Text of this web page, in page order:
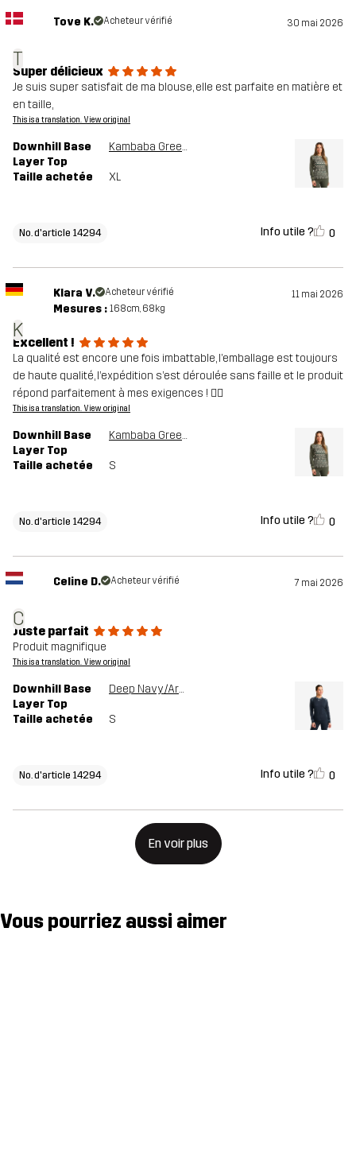
T
Tove K. Acheteur vérifié 30 mai 2026
Super délicieux
Je suis super satisfait de ma blouse, elle est parfaite en matière et
en taille,
This is a translation. View original
Downhill Base
Layer Top
Kambaba Green/Lemon Grass
Taille achetée XL
No. d'article 14294 Info utile ? 0
K
Klara V. Acheteur vérifié 11 mai 2026
Mesures : 168cm, 68kg
Excellent !
La qualité est encore une fois imbattable, l’emballage est toujours
de haute qualité, l’expédition s’est déroulée sans faille et le produit
répond parfaitement à mes exigences ! 👍🏻
This is a translation. View original
Downhill Base
Layer Top
Kambaba Green/Lemon Grass
Taille achetée S
No. d'article 14294 Info utile ? 0
C
Celine D. Acheteur vérifié 7 mai 2026
Juste parfait
Produit magnifique
This is a translation. View original
Downhill Base
Layer Top
Deep Navy/Arona
Taille achetée S
No. d'article 14294 Info utile ? 0
En voir plus
Vous pourriez aussi aimer